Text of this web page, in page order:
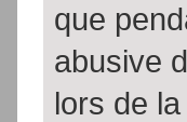
que
abusive
lors de